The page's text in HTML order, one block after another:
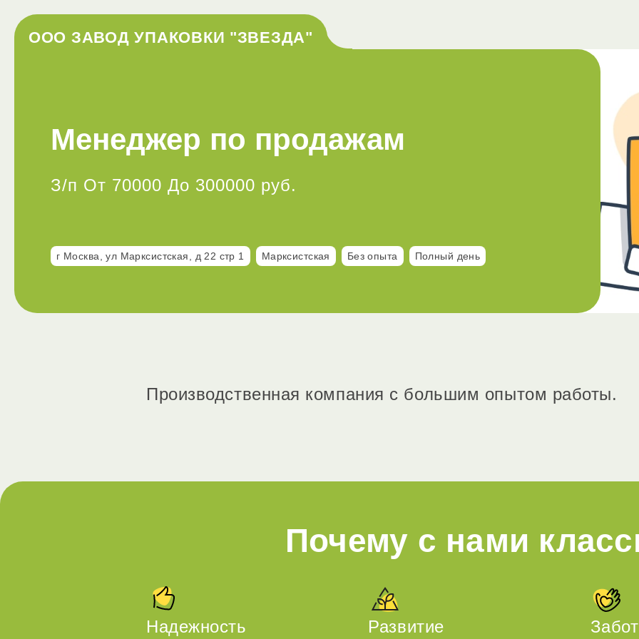
ООО ЗАВОД УПАКОВКИ "ЗВЕЗДА"
Менеджер по продажам
З/п От 70000 До 300000 руб.
г Москва, ул Марксистская, д 22 стр 1 Марксистская Без опыта Полный день
Производственная компания с большим опытом работы.
Почему с нами
Надежность Развитие